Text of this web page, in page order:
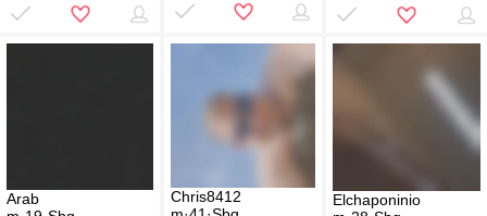
Arab
Chris8412
Elchaponinio